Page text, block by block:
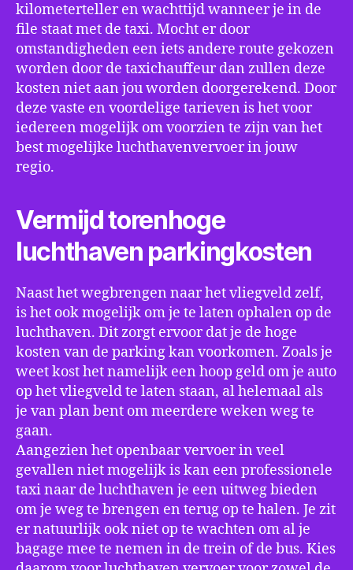
kilometerteller en wachttijd wanneer je in de
file staat met de taxi. Mocht er door
omstandigheden een iets andere route gekozen
worden door de taxichauffeur dan zullen deze
kosten niet aan jou worden doorgerekend. Door
deze vaste en voordelige tarieven is het voor
iedereen mogelijk om voorzien te zijn van het
best mogelijke luchthavenvervoer in jouw
regio.
Vermijd torenhoge
luchthaven parkingkosten
Naast het wegbrengen naar het vliegveld zelf,
is het ook mogelijk om je te laten ophalen op de
luchthaven. Dit zorgt ervoor dat je de hoge
kosten van de parking kan voorkomen. Zoals je
weet kost het namelijk een hoop geld om je auto
op het vliegveld te laten staan, al helemaal als
je van plan bent om meerdere weken weg te
gaan.
Aangezien het openbaar vervoer in veel
gevallen niet mogelijk is kan een professionele
taxi naar de luchthaven je een uitweg bieden
om je weg te brengen en terug op te halen. Je zit
er natuurlijk ook niet op te wachten om al je
bagage mee te nemen in de trein of de bus. Kies